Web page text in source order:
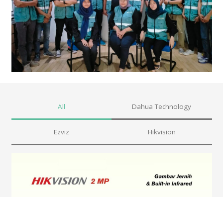
All Dahua Technology
Ezviz Hikvision